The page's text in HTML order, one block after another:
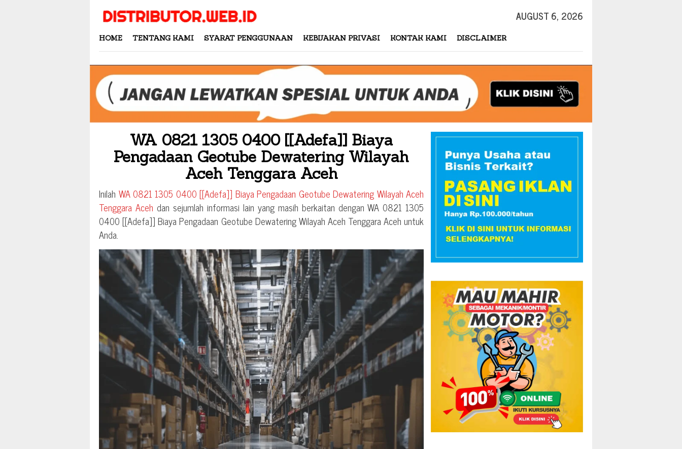
Skip
content
AUGUST 6, 2026
HOME TENTANG KAMI SYARAT PENGGUNAAN KEBIJAKAN PRIVASI KONTAK KAMI DISCLAIMER
WA 0821 1305 0400 [[Adefa]] Biaya
Pengadaan Geotube Dewatering Wilayah
Aceh Tenggara Aceh
Inilah WA 0821 1305 0400 [[Adefa]] Biaya Pengadaan Geotube Dewatering Wilayah Aceh
Tenggara Aceh dan sejumlah informasi lain yang masih berkaitan denganWA 0821 1305
0400 [[Adefa]] Biaya Pengadaan Geotube Dewatering Wilayah Aceh Tenggara Aceh untuk
Anda.